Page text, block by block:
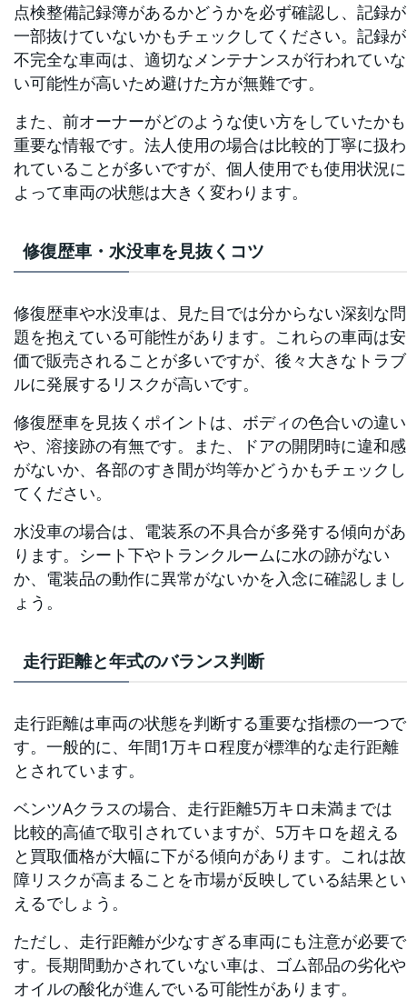
点検整備記録簿があるかどうかを必ず確認し、記録が
一部抜けていないかもチェックしてください。記録が
不完全な車両は、適切なメンテナンスが行われていな
い可能性が高いため避けた方が無難です。
また、前オーナーがどのような使い方をしていたかも
重要な情報です。法人使用の場合は比較的丁寧に扱わ
れていることが多いですが、個人使用でも使用状況に
よって車両の状態は大きく変わります。
修復歴車・水没車を見抜くコツ
修復歴車や水没車は、見た目では分からない深刻な問
題を抱えている可能性があります。これらの車両は安
価で販売されることが多いですが、後々大きなトラブ
ルに発展するリスクが高いです。
修復歴車を見抜くポイントは、ボディの色合いの違い
や、溶接跡の有無です。また、ドアの開閉時に違和感
がないか、各部のすき間が均等かどうかもチェックし
てください。
水没車の場合は、電装系の不具合が多発する傾向があ
ります。シート下やトランクルームに水の跡がない
か、電装品の動作に異常がないかを入念に確認しまし
ょう。
走行距離と年式のバランス判断
走行距離は車両の状態を判断する重要な指標の一つで
す。一般的に、年間1万キロ程度が標準的な走行距離
とされています。
ベンツAクラスの場合、走行距離5万キロ未満までは
比較的高値で取引されていますが、5万キロを超える
と買取価格が大幅に下がる傾向があります。これは故
障リスクが高まることを市場が反映している結果とい
えるでしょう。
ただし、走行距離が少なすぎる車両にも注意が必要で
す。長期間動かされていない車は、ゴム部品の劣化や
オイルの酸化が進んでいる可能性があります。